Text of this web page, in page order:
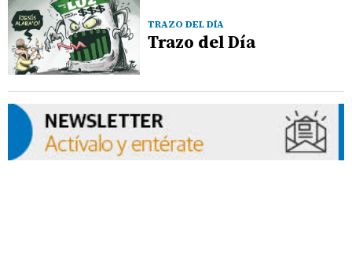
TRAZO DEL DÍA
Trazo del Día